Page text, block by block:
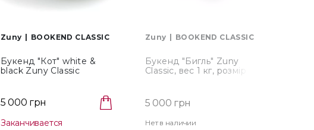
Zuny BOOKEND CLASSIC
Букенд "Кот" white &
black Zuny Classic
5 000 грн
Заканчивается
Zuny BOOKEND CLASSIC
Букенд "Бигль" Zuny
Classic, вес 1 кг, розмір
5 000 грн
Нет в наличии